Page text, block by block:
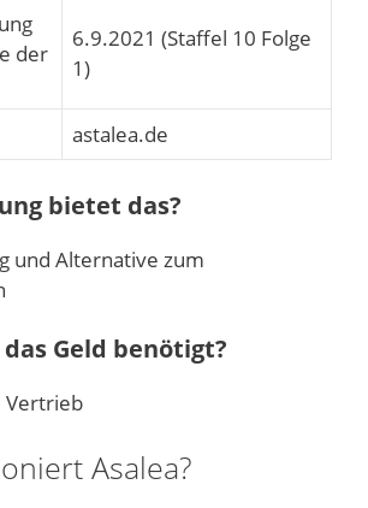
der
6.9.2021 (Staffel 10 Folge
1)
astalea.de
bietet das?
und Alternative zum
Geld benötigt?
Vertrieb
Asalea?